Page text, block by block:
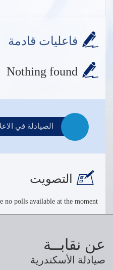
فاعليات قادمة
Nothing found
الصيادلة في
التصويت
no polls available at the moment.
عن نقابــة
صيادلة الأسكندرية